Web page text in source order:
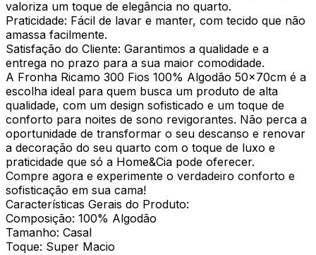
valoriza um toque de elegância no quarto.
Praticidade: Fácil de lavar e manter, com tecido que não
amassa facilmente.
Satisfação do Cliente: Garantimos a qualidade e a
entrega no prazo para a sua maior comodidade.
A Fronha Ricamo 300 Fios 100% Algodão 50x70cm é a
escolha ideal para quem busca um produto de alta
qualidade, com um design sofisticado e um toque de
conforto para noites de sono revigorantes. Não perca a
oportunidade de transformar o seu descanso e renovar
a decoração do seu quarto com o toque de luxo e
praticidade que só a Home&Cia pode oferecer.
Compre agora e experimente o verdadeiro conforto e
sofisticação em sua cama!
Características Gerais do Produto:
Composição: 100% Algodão
Tamanho: Casal
Toque: Super Macio